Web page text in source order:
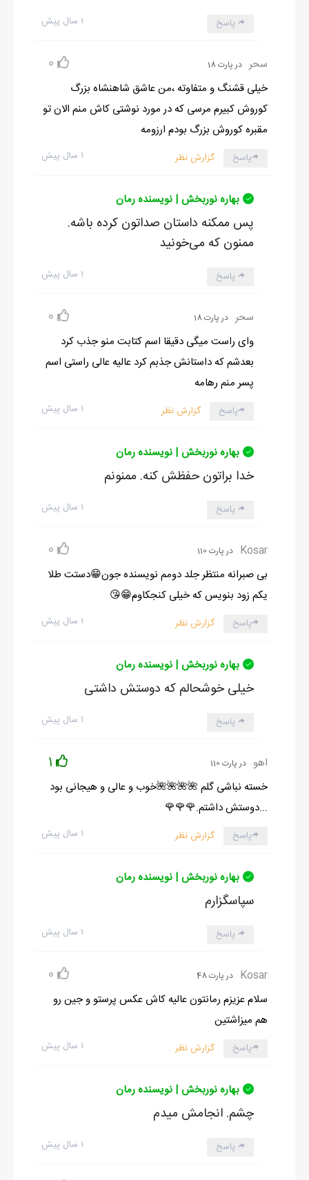
۱ سال پیش پاسخ
سحر در پارت 18 0
خیلی قشنگ و متفاوته ،من عاشق شاهنشاه بزرگ
کوروش کبیرم مرسی که در مورد نوشتی کاش منم الان تو
مقبره کوروش بزرگ بودم ارزومه
۱ سال پیش پاسخ گزارش نظر
بهاره نوربخش | نویسنده رمان
پس ممکنه داستان صداتون کرده باشه.
ممنون که می‌خونید
۱ سال پیش پاسخ
سحر در پارت 18 0
وای راست میگی دقیقا اسم کتابت منو جذب کرد
بعدشم که داستانش جذبم کرد عالیه عالی راستی اسم
پسر منم رهامه
۱ سال پیش پاسخ گزارش نظر
بهاره نوربخش | نویسنده رمان
خدا براتون حفظش کنه. ممنونم
۱ سال پیش پاسخ
Kosar در پارت 110 0
بی صبرانه منتظر جلد دومم نویسنده جون😁دستت طلا
یکم زود بنویس که خیلی کنجکاوم😁😘
۱ سال پیش پاسخ گزارش نظر
بهاره نوربخش | نویسنده رمان
خیلی خوشحالم که دوستش داشتی
۱ سال پیش پاسخ
اهو در پارت 110 1
خسته نباشی گلم 🌺🌺🌺🌺خوب و عالی و هیجانی بود
...دوستش داشتم.🌹🌹🌹
۱ سال پیش پاسخ گزارش نظر
بهاره نوربخش | نویسنده رمان
سپاسگزارم
۱ سال پیش پاسخ
Kosar در پارت 48 0
سلام عزیزم رمانتون عالیه کاش عکس پرستو و جین رو
هم میزاشتین
۱ سال پیش پاسخ گزارش نظر
بهاره نوربخش | نویسنده رمان
چشم. انجامش میدم
۱ سال پیش پاسخ